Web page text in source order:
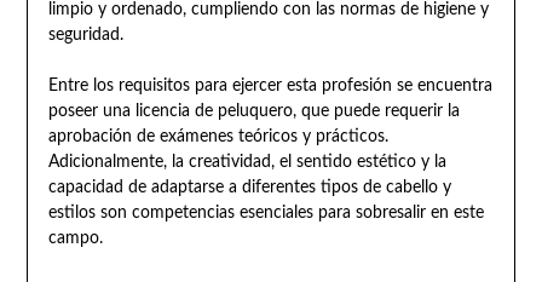
limpio y ordenado, cumpliendo con las normas de higiene y
seguridad.
Entre los requisitos para ejercer esta profesión se encuentra
poseer una licencia de peluquero, que puede requerir la
aprobación de exámenes teóricos y prácticos.
Adicionalmente, la creatividad, el sentido estético y la
capacidad de adaptarse a diferentes tipos de cabello y
estilos son competencias esenciales para sobresalir en este
campo.